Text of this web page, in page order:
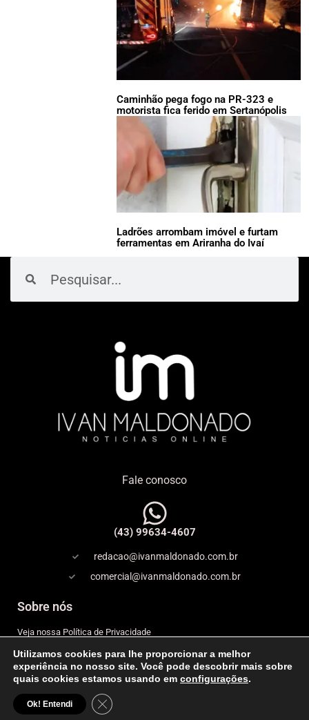
Caminhão pega fogo na PR-323 e
motorista fica ferido em Sertanópolis
Ladrões arrombam imóvel e furtam
ferramentas em Ariranha do Ivaí
Fale conosco
(43) 99634-4607
redacao@ivanmaldonado.com.br
comercial@ivanmaldonado.com.br
Sobre nós
Veja nossa Política de Privacidade
Copyright
Expediente
© 2026 IVAN MALDONADO – NOTÍCIAS ONLINE– Todos os
Utilizamos cookies para lhe proporcionar a melhor
experiência no nosso site. Você pode descobrir mais sobre
quais cookies estamos usando em configurações.
Ok! Entendi Close GDPR Cookie Banner